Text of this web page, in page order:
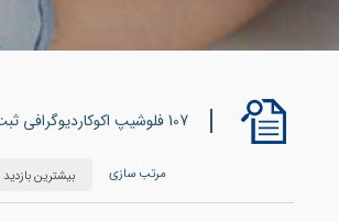
107 فلوشیپ اکوکاردیوگرافی ثبت شده
مرتب سازی